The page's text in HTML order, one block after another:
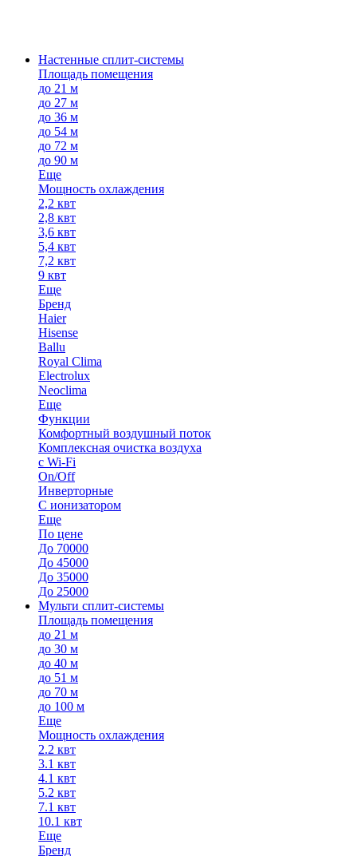
Настенные сплит-системы
Площадь помещения
до 21 м
до 27 м
до 36 м
до 54 м
до 72 м
до 90 м
Еще
Мощность охлаждения
2,2 квт
2,8 квт
3,6 квт
5,4 квт
7,2 квт
9 квт
Еще
Бренд
Haier
Hisense
Ballu
Royal Clima
Electrolux
Neoclima
Еще
Функции
Комфортный воздушный поток
Комплексная очистка воздуха
с Wi-Fi
On/Off
Инверторные
С ионизатором
Еще
По цене
До 70000
До 45000
До 35000
До 25000
Мульти сплит-системы
Площадь помещения
до 21 м
до 30 м
до 40 м
до 51 м
до 70 м
до 100 м
Еще
Мощность охлаждения
2.2 квт
3.1 квт
4.1 квт
5.2 квт
7.1 квт
10.1 квт
Еще
Бренд